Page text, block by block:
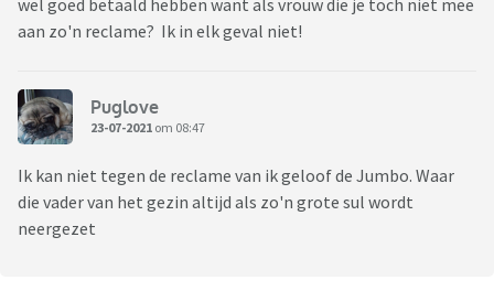
wel goed betaald hebben want als vrouw die je toch niet mee
aan zo'n reclame? Ik in elk geval niet!
Puglove
23-07-2021 om 08:47
Ik kan niet tegen de reclame van ik geloof de Jumbo. Waar
die vader van het gezin altijd als zo'n grote sul wordt
neergezet